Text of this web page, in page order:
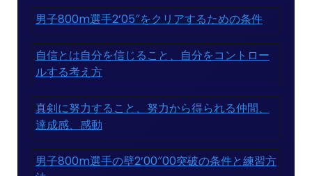
男子800m選手2’05″をクリアするための条件
自信とは自分を信じること、自分をコントロー
ルする考え方
真剣に努力すること、努力から得られる仲間、
達成感、感動
男子800m選手の壁2’00″00突破の条件と練習方